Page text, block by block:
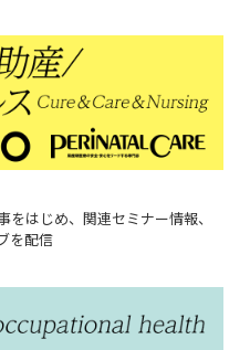
はじめ、関連セミナー情報、
を配信